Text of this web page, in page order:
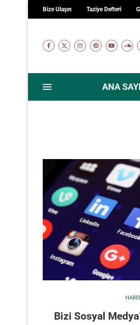
Bize Ulaşın Taziye Defteri
ANA
Bizi Sosyal